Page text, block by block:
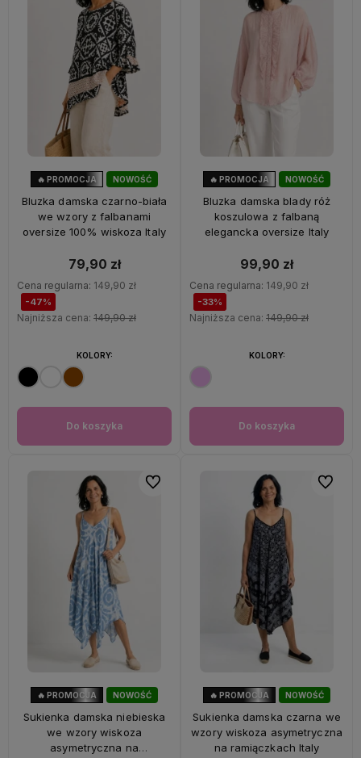
NOWOŚĆ
🔥 PROMOCJA
Bluzka damska czarno-biała
we wzory z falbanami
oversize 100% wiskoza Italy
79,90 zł
Cena regularna: 149,90 zł
-47%
Najniższa cena: 149,90 zł
Do koszyka
KOLORY:
NOWOŚĆ
🔥 PROMOCJA
Bluzka damska blady róż
koszulowa z falbaną
elegancka oversize Italy
99,90 zł
Cena regularna: 149,90 zł
-33%
Najniższa cena: 149,90 zł
Do koszyka
KOLORY:
NOWOŚĆ
🔥 PROMOCJA
Sukienka damska niebieska
we wzory wiskoza
asymetryczna na
Do ulubionych
NOWOŚĆ
🔥 PROMOCJA
Sukienka damska czarna we
wzory wiskoza asymetryczna
na ramiączkach Italy
Do